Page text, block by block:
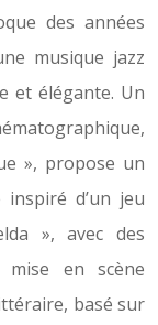
des années
musique jazz
et élégante. Un
», propose un
d’un jeu
», avec des
en scène
basé sur